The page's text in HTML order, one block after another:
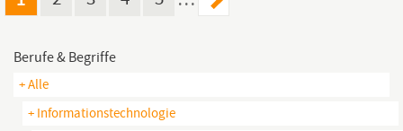
Berufe & Begriffe
+ Alle
+ Informationstechnologie